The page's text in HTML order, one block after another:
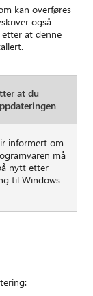
kan overføres
også
at denne
at du
informert om
må
nytt etter
til Windows